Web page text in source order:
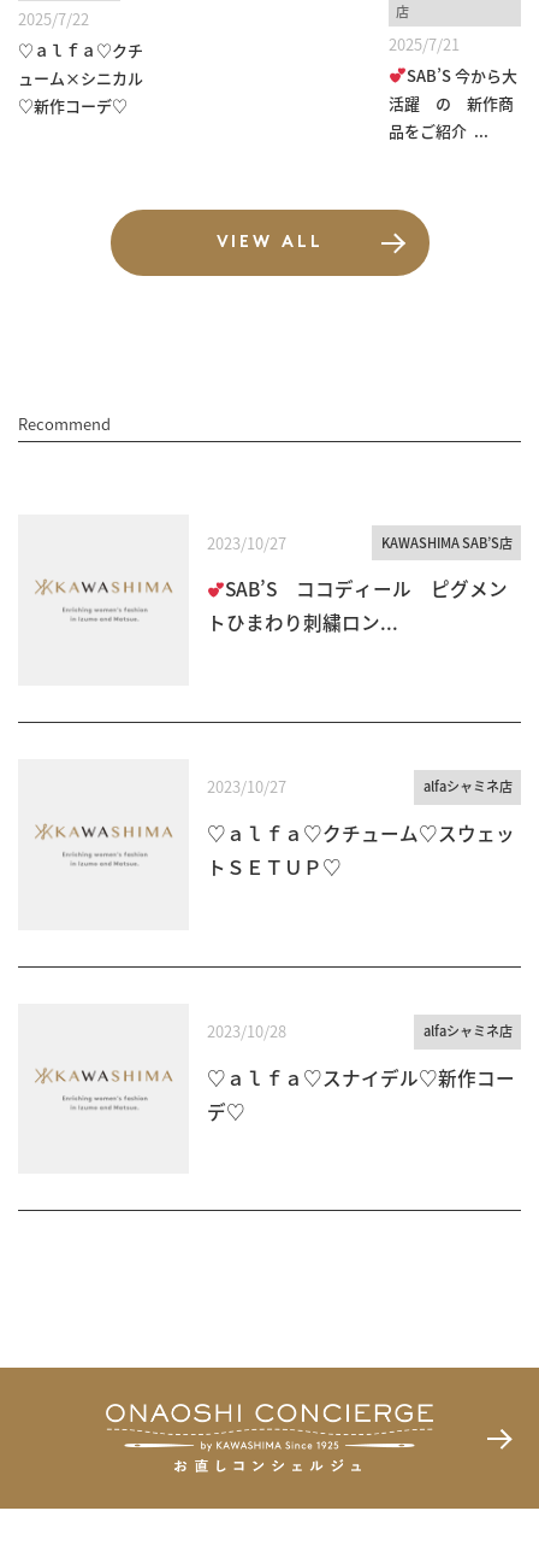
2025/7/22
♡ａｌｆａ♡クチ
ューム×シニカル
♡新作コーデ♡
店
2025/7/21
SAB’S 今から大
活躍 の 新作商
品をご紹介 ...
VIEW ALL
Recommend
2023/10/27 KAWASHIMA SAB’S店
SAB’S ココディール ピグメン
トひまわり刺繍ロン...
2023/10/27 alfaシャミネ店
♡ａｌｆａ♡クチューム♡スウェッ
トＳＥＴＵＰ♡
2023/10/28 alfaシャミネ店
♡ａｌｆａ♡スナイデル♡新作コー
デ♡